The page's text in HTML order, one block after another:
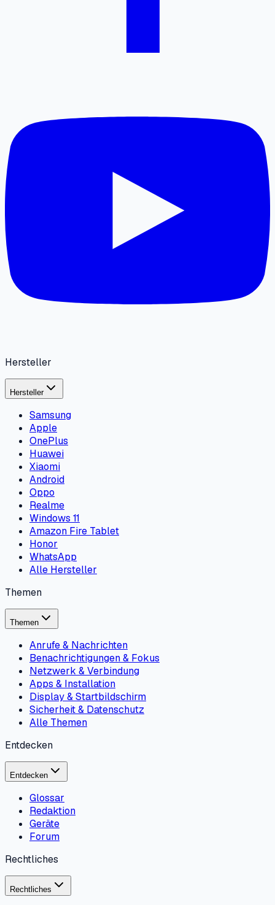
Hersteller
Hersteller
Samsung
Apple
OnePlus
Huawei
Xiaomi
Android
Oppo
Realme
Windows 11
Amazon Fire Tablet
Honor
WhatsApp
Alle Hersteller
Themen
Themen
Anrufe & Nachrichten
Benachrichtigungen & Fokus
Netzwerk & Verbindung
Apps & Installation
Display & Startbildschirm
Sicherheit & Datenschutz
Alle Themen
Entdecken
Entdecken
Glossar
Redaktion
Geräte
Forum
Rechtliches
Rechtliches